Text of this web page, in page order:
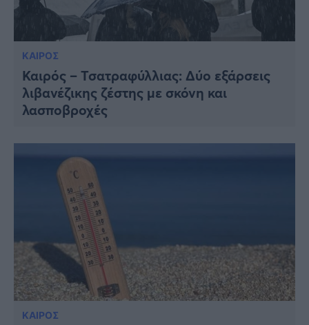
ΚΑΙΡΟΣ
Καιρός – Τσατραφύλλιας: Δύο εξάρσεις
λιβανέζικης ζέστης με σκόνη και
λασποβροχές
ΚΑΙΡΟΣ